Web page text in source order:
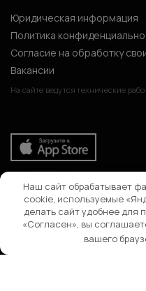
Юридическая информация
Политика
Согласие на обработку
Вакансии
На сайте ведутся технические
Поиск
Наш сайт обрабатывает
cookie, используемые
делать сайт удобнее для
«Согласен», вы
вашего